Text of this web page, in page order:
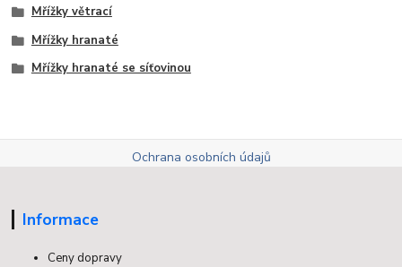
Mřížky větrací
Mřížky hranaté
Mřížky hranaté se síťovinou
Ochrana osobních údajů
Informace
Ceny dopravy